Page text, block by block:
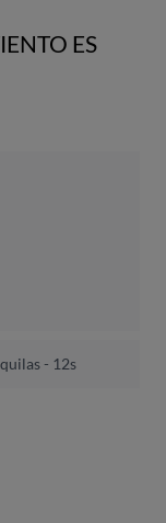
ES
- 12s